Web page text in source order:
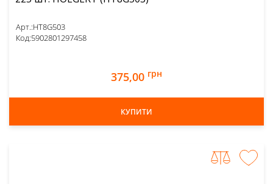
Арт.:HT8G503
Код:5902801297458
375,00 грн
КУПИТИ